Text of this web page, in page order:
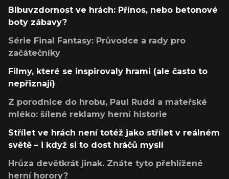
Blbuvzdornost ve hrách: Přínos, nebo betonové
boty zábavy?
Série Final Fantasy: Průvodce a rady pro
začátečníky
Filmy, které se inspirovaly hrami (ale často to
nepřiznají)
Z porodnice do hrobu, Paul Rudd a mateřské
mléko: šílené reklamy herní historie
Střílet ve hrách není totéž jako střílet v reálném
světě – i když si to dost hráčů myslí
Hrůza devětkrát jinak. Znáte tyto přehlížené
herní horory?